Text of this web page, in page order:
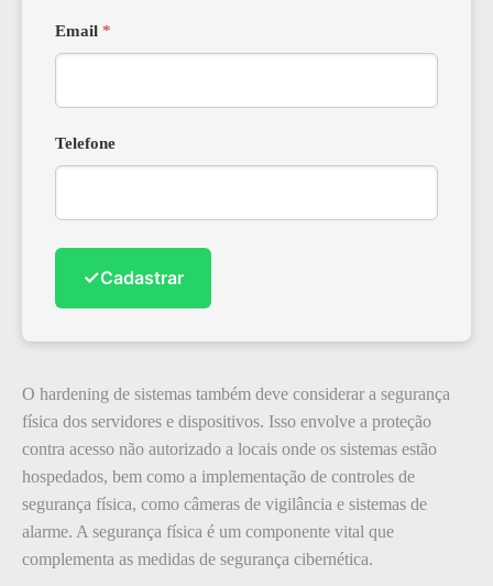
Email *
Telefone
✓Cadastrar
O hardening de sistemas também deve considerar a segurança
física dos servidores e dispositivos. Isso envolve a proteção
contra acesso não autorizado a locais onde os sistemas estão
hospedados, bem como a implementação de controles de
segurança física, como câmeras de vigilância e sistemas de
alarme. A segurança física é um componente vital que
complementa as medidas de segurança cibernética.